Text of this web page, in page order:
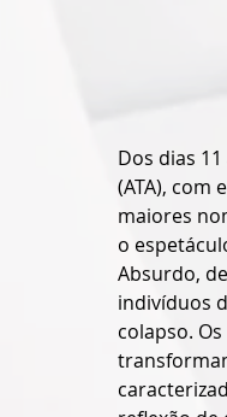
Dos dias
(ATA), com
maiores
o
Absurdo,
indivíduos
colapso.